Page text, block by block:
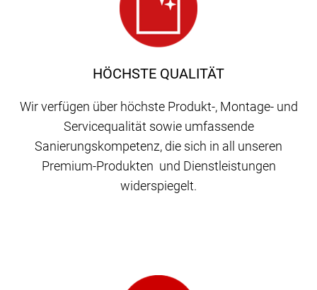
HÖCHSTE QUALITÄT
Wir verfügen über höchste Produkt-, Montage- und
Servicequalität sowie umfassende
Sanierungskompetenz, die sich in all unseren
Premium-Produkten und Dienstleistungen
widerspiegelt.